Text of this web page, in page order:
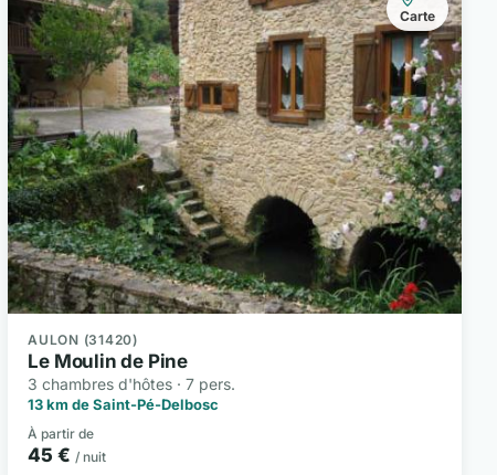
Carte
AULON (31420)
Le Moulin de Pine
3 chambres d'hôtes · 7 pers.
13 km de Saint-Pé-Delbosc
À partir de
45 €/ nuit